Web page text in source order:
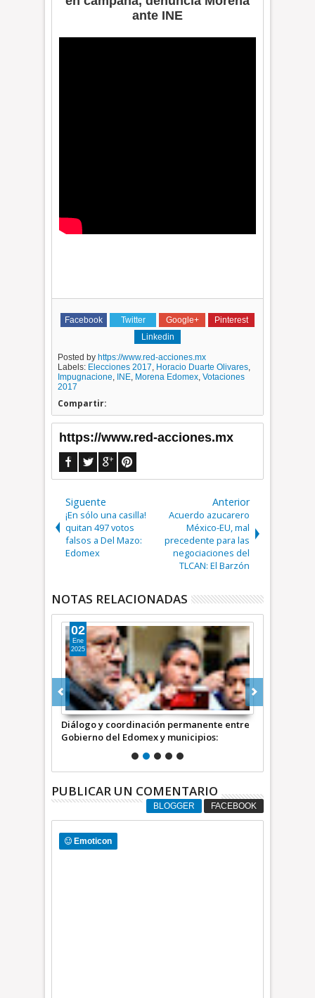
ante INE
Facebook Twitter Google+
Pinterest
Linkedin
Posted by https://www.red-acciones.mx
Labels: Elecciones 2017, Horacio Duarte Olivares,
Impugnacione, INE, Morena Edomex,Votaciones
2017
Compartir:
https://www.red-acciones.mx
Siguente
¡En sólo una casilla!
quitan 497 votos
falsos a Del Mazo:
Edomex
Anterior
Acuerdo azucarero
México-EU, mal
precedente para las
negociaciones del
TLCAN: El Barzón
NOTAS RELACIONADAS
Diálogo y coordinación permanente entre
Gobierno del Edomex y municipios:
02
Ene
2025
PUBLICAR UN COMENTARIO
BLOGGER FACEBOOK
Emoticon